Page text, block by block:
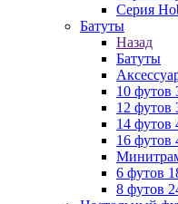
Серия
Батуты
Назад
Батуты
10 футов
12 футов
14 футов
16 футов
6 футов
8 футов